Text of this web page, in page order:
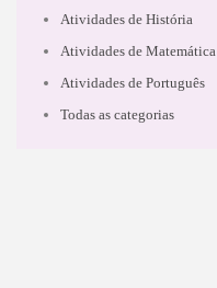
Atividades de História
Atividades de Matemática
Atividades de Português
Todas as categorias